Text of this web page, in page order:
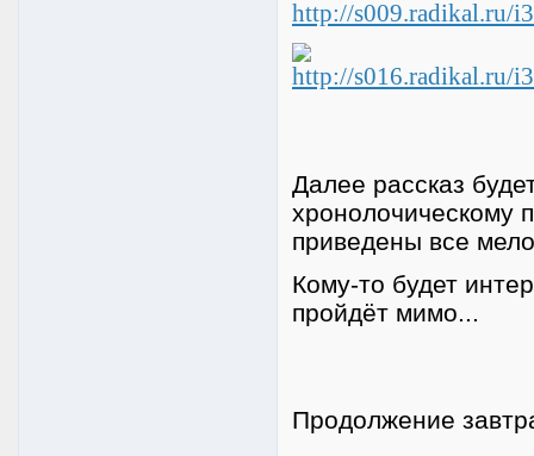
Далее рассказ
хронолочическому
приведены все
Кому-то будет
пройдёт мимо...
Продолжение